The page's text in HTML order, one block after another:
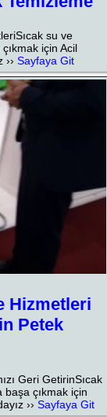
su ve
çıkmak için Acil
››Sayfaya Git
Hizmetleri
Petek
Geri GetirinSıcak
başa çıkmak için
››Sayfaya Git